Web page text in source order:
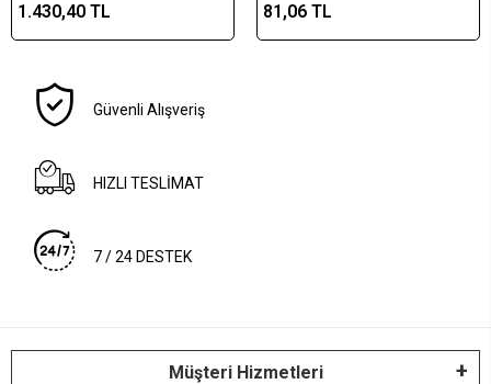
1.430,40 TL
Şişe Açacağı – Ahşap Saplı
81,06 TL
Güvenli Alışveriş
HIZLI TESLİMAT
7 / 24 DESTEK
Müşteri Hizmetleri